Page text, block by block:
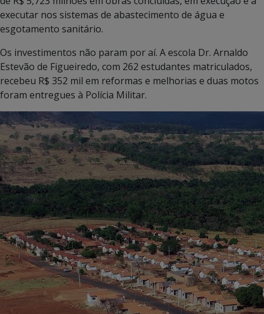
executar nos sistemas de abastecimento de água e
esgotamento sanitário.
Os investimentos não param por aí. A escola Dr. Arnaldo
Estevão de Figueiredo, com 262 estudantes matriculados,
recebeu R$ 352 mil em reformas e melhorias e duas motos
foram entregues à Polícia Militar.